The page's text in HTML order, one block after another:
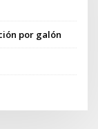
por galón